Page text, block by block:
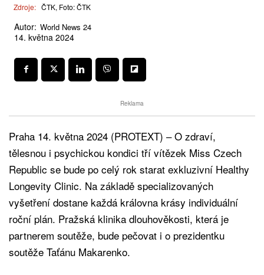
Zdroje: ČTK, Foto: ČTK
Autor: World News 24
14. května 2024
Reklama
Praha 14. května 2024 (PROTEXT) – O zdraví,
tělesnou i psychickou kondici tří vítězek Miss Czech
Republic se bude po celý rok starat exkluzivní Healthy
Longevity Clinic. Na základě specializovaných
vyšetření dostane každá královna krásy individuální
roční plán. Pražská klinika dlouhověkosti, která je
partnerem soutěže, bude pečovat i o prezidentku
soutěže Taťánu Makarenko.